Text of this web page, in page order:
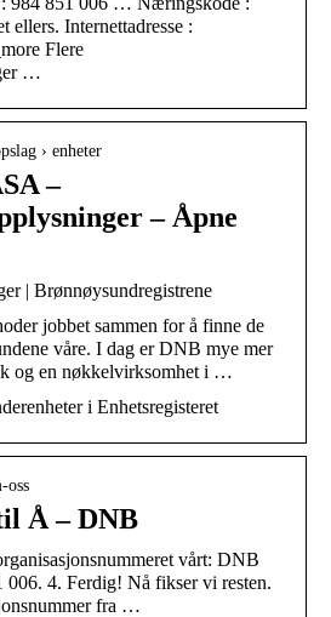
ellers. Internettadresse :
Flere
…
› enheter
–
– Åpne
| Brønnøysundregistrene
jobbet sammen for å finne de
våre. I dag er DNB mye mer
og en nøkkelvirksomhet i …
i Enhetsregisteret
oss
Å – DNB
vårt: DNB
4. Ferdig! Nå fikser vi resten.
fra …